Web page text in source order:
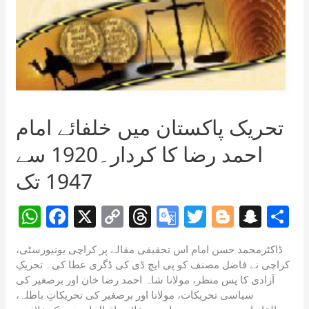
تحریک پاکستان میں خلفائے امام
احمد رضا کا کردار۔1920 سے
1947 تک
W
at
s
F
c
e
X C
p
y
T
re
a
G
o
o
gl
T
w
itt
er
Bl
g
g
S
n
a
p
ڈاکٹرمحمد حسن امام اس تحقیقی مقالے پر کراچی یونیورسٹی،
کراچی نے فاضل مصنف کو پی ایچ ڈی کی ڈگری عطا کی۔ تحریکِ
آزادی کا پس منظر، مولانا شاہ احمد رضا خان اور برصغیر کی
سیاسی تحریکات، مولانا اور برصغیر کی تحریکاتِ باطلہ،